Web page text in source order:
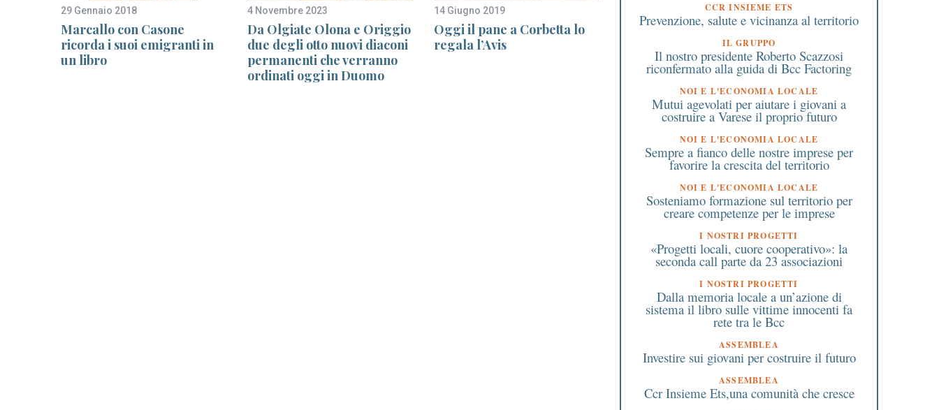
29 Gennaio 2018
Marcallo con Casone
ricorda i suoi emigranti in
un libro
4 Novembre 2023
Da Olgiate Olona e Origgio
due degli otto nuovi diaconi
permanenti che verranno
ordinati oggi in Duomo
14 Giugno 2019
Oggi il pane a Corbetta lo
regala l’Avis
Busto Arsizio: si cercano
nuove famiglie per ospitare
i bambini di Chernobyl
BCC Innovation
terza edizione
CCR INSIEME ETS
Prevenzione, salute e vicinanza al territorio
IL GRUPPO
Il nostro presidente Roberto Scazzosi
riconfermato alla guida di Bcc Factoring
NOI E L'ECONOMIA LOCALE
Mutui agevolati per aiutare i giovani a
costruire a Varese il proprio futuro
NOI E L'ECONOMIA LOCALE
Sempre a fianco delle nostre imprese per
favorire la crescita del territorio
NOI E L'ECONOMIA LOCALE
Sosteniamo formazione sul territorio per
creare competenze per le imprese
I NOSTRI PROGETTI
«Progetti locali, cuore cooperativo»: la
seconda call parte da 23 associazioni
I NOSTRI PROGETTI
Dalla memoria locale a un’azione di
sistema il libro sulle vittime innocenti fa
rete tra le Bcc
ASSEMBLEA
Investire sui giovani per costruire il futuro
ASSEMBLEA
Ccr Insieme Ets,una comunità che cresce